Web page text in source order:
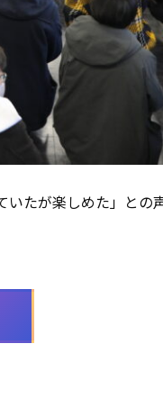
たが楽しめた」との